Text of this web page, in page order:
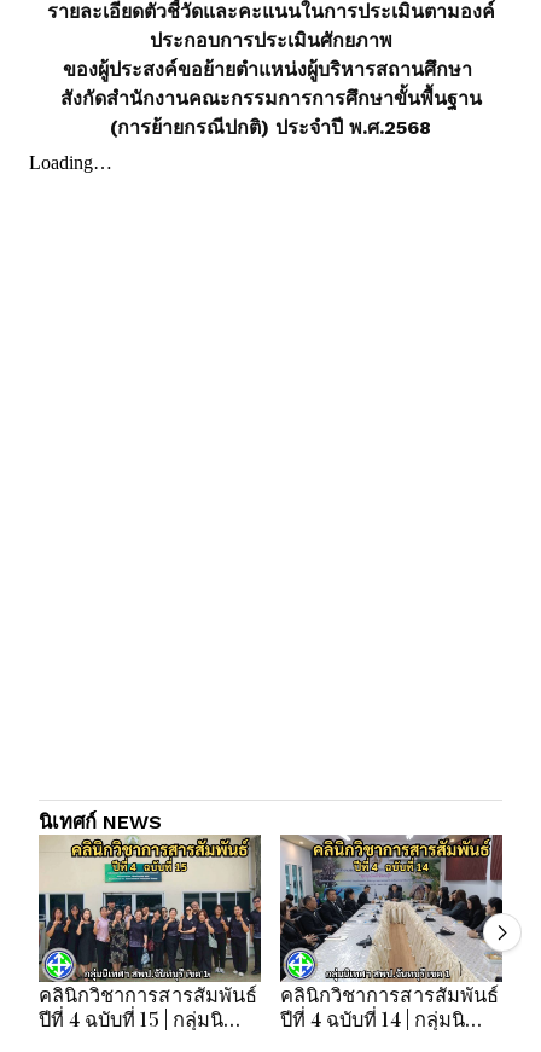
รายละเอียดตัวชี้วัดและคะแนนในการประเมินตามองค์
ประกอบการประเมินศักยภาพ
ของผู้ประสงค์ขอย้ายตำแหน่งผู้บริหารสถานศึกษา
สังกัดสำนักงานคณะกรรมการการศึกษาขั้นพื้นฐาน
(การย้ายกรณีปกติ) ประจำปี พ.ศ.2568
นิเทศก์ NEWS
คลินิกวิชาการสารสัมพันธ์
ปีที่ 4 ฉบับที่ 15 | กลุ่มนิ
คลินิกวิชาการสารสัมพันธ์
ปีที่ 4 ฉบับที่ 14 | กลุ่มนิ